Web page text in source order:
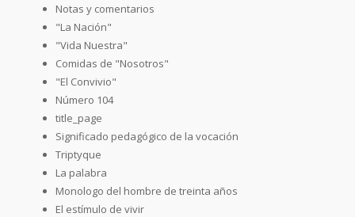
Notas y comentarios
"La Nación"
"Vida Nuestra"
Comidas de "Nosotros"
"El Convivio"
Número 104
title_page
Significado pedagógico de la vocación
Triptyque
La palabra
Monologo del hombre de treinta años
El estímulo de vivir